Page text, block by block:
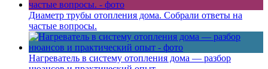
Диаметр трубы отопления дома. Собрали ответы на
частые вопросы.
Нагреватель в систему отопления дома — разбор